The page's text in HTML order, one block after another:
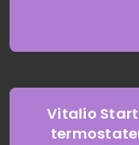
Vitalio Start